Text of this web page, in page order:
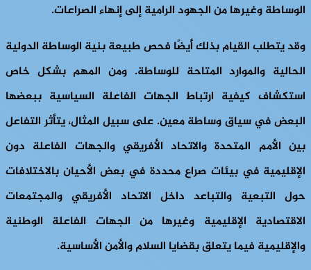
الوساطة وغيرها من الجهود الرامية إلى إنهاء الصراعات.
وقد يتطلب القيام بذلك أيضًا فحص طبيعة بنية الوساطة الدولية
الحالية والموارد المتاحة للوساطة. ومن المهم بشكل خاص
استكشاف كيفية ارتباط الجهات الفاعلة السياسية ببعضها
البعض في سياق وساطة معين. على سبيل المثال، يتأثر التفاعل
بين الأمم المتحدة والاتحاد الأفريقي والجهات الفاعلة دون
الإقليمية في بيئات صراع محددة في بعض الأحيان بالاختلافات
حول التبعية والتباعد داخل الاتحاد الأفريقي والمجتمعات
الاقتصادية الإقليمية وغيرها من الجهات الفاعلة الوطنية
والإقليمية فيما يتعلق بقضايا السلام والأمن الأساسية.